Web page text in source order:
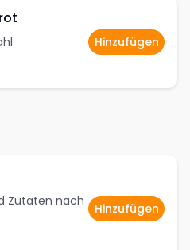
Hinzufügen
Zutaten nach
Hinzufügen